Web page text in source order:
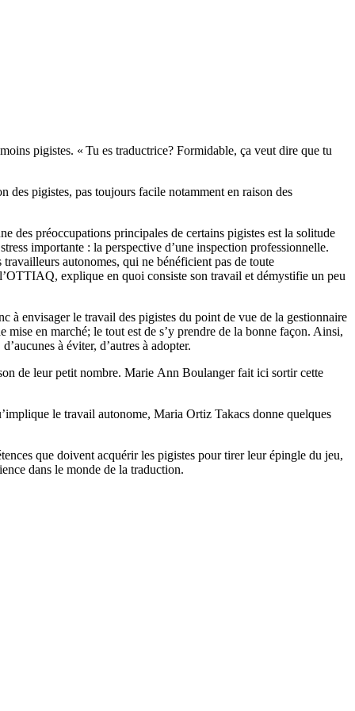
pigistes. « Tu es traductrice? Formidable, ça veut dire que tu
des pigistes, pas toujours facile notamment en raison des
des préoccupations principales de certains pigistes est la solitude
importante : la perspective d’une inspection professionnelle.
autonomes, qui ne bénéficient pas de toute
explique en quoi consiste son travail et démystifie un peu
à envisager le travail des pigistes du point de vue de la gestionnaire
mise en marché; le tout est de s’y prendre de la bonne façon. Ainsi,
à éviter, d’autres à adopter.
de leur petit nombre. Marie Ann Boulanger fait ici sortir cette
le travail autonome, Maria Ortiz Takacs donne quelques
que doivent acquérir les pigistes pour tirer leur épingle du jeu,
dans le monde de la traduction.